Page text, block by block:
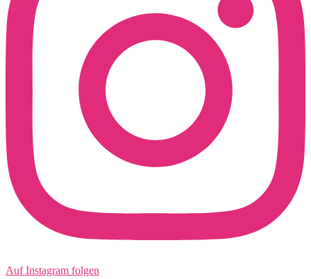
Auf Instagram folgen